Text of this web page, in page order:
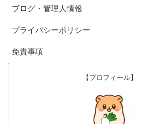
ブログ・管理人情報
プライバシーポリシー
免責事項
【プロフィール】